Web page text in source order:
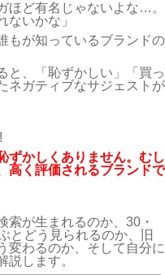
ほど有名じゃないよな…。
ないかな」
もが知っているブランドの
と、「恥ずかしい」「買っ
ネガティブなサジェストが
ずかしくありません。むし
高く評価されるブランドで
索が生まれるのか、30・
とどう見られるのか、旧
変わるのか、そして自分に
説します。